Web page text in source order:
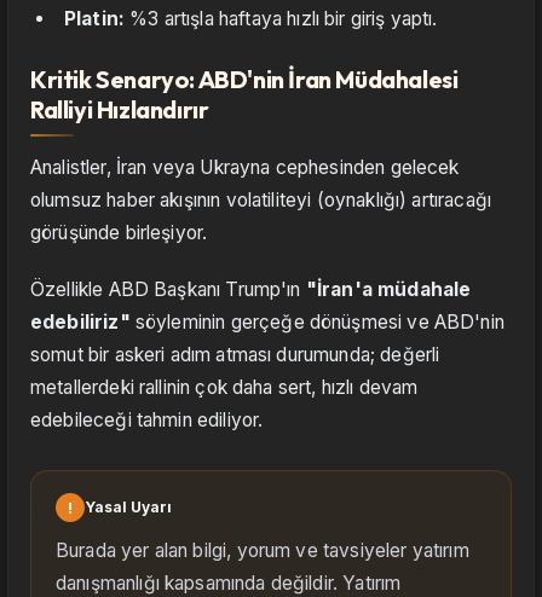
Platin: %3 artışla haftaya hızlı bir giriş yaptı.
Kritik Senaryo: ABD'nin İran Müdahalesi
Ralliyi Hızlandırır
Analistler, İran veya Ukrayna cephesinden gelecek
olumsuz haber akışının volatiliteyi (oynaklığı) artıracağı
görüşünde birleşiyor.
Özellikle ABD Başkanı Trump'ın "İran'a müdahale
edebiliriz" söyleminin gerçeğe dönüşmesi ve ABD'nin
somut bir askeri adım atması durumunda; değerli
metallerdeki rallinin çok daha sert, hızlı devam
edebileceği tahmin ediliyor.
! Yasal Uyarı
Burada yer alan bilgi, yorum ve tavsiyeler yatırım
danışmanlığı kapsamında değildir. Yatırım